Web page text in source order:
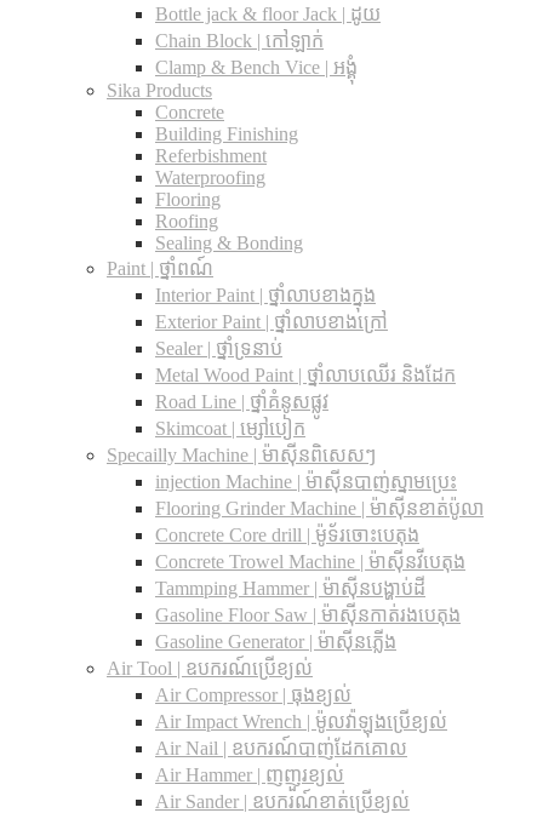
Bottle jack & floor Jack​ | ដូយ
Chain Block | កៅឡាក់
Clamp & Bench Vice | អង្គុំ
Sika Products
Concrete
Building Finishing
Referbishment
Waterproofing
Flooring
Roofing
Sealing & Bonding
Paint | ថ្នាំពណ៍
Interior Paint | ថ្នាំលាបខាងក្នុង
Exterior Paint | ថ្នាំលាបខាងក្រៅ
Sealer | ថ្នាំទ្រនាប់
Metal Wood Paint | ថ្នាំលាបឈើរ និងដែក
Road Line | ថ្នាំគំនូសផ្លូវ
Skimcoat | ម្សៅបៀក
Specailly Machine | ម៉ាស៊ីនពិសេសៗ
injection Machine | ម៉ាស៊ីនបាញ់ស្នាមប្រេះ
Flooring Grinder Machine | ម៉ាស៊ីនខាត់ប៉ូលា
Concrete Core drill | ម៉ូទ័រចោះបេតុង
Concrete Trowel Machine | ម៉ាស៊ីនវីបេតុង
Tammping Hammer | ម៉ាស៊ីនបង្ហាប់ដី
Gasoline Floor Saw | ម៉ាស៊ីនកាត់រងបេតុង
Gasoline Generator | ម៉ាស៊ីនភ្លើង
Air Tool | ឧបករណ៍ប្រើខ្យល់
Air Compressor | ធុងខ្យល់
Air Impact Wrench | ម៉ូលវ៉ាឡុងប្រើខ្យល់
Air Nail | ឧបករណ៍បាញ់ដែកគោល
Air Hammer | ញញួរខ្យល់
Air Sander | ឧបករណ៍ខាត់ប្រើខ្យល់